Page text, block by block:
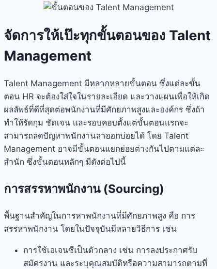
จัดการให้เป๊ะทุกขั้นตอนของ Talent
Management
Talent Management มีหลากหลายขั้นตอน ซึ่งแต่ละขั้น
ตอน HR จะต้องใส่ใจในรายละเอียด และวางแผนเพื่อให้เกิด
ผลลัพธ์ที่ดีที่สุดต่อพนักงานที่มีศักยภาพสูงและองค์กร ซึ่งถ้า
ทำให้รัดกุม ชัดเจน และรอบคอบตั้งแต่ขั้นตอนแรกจะ
สามารถลดปัญหาพนักงานลาออกบ่อยได้ โดย Talent
Management อาจมีขั้นตอนแยกย่อยต่างกันไปตามแต่ละ
สำนัก ซึ่งขั้นตอนหลักๆ มีดังต่อไปนี้
การสรรหาพนักงาน (Sourcing)
พื้นฐานสำคัญในการหาพนักงานที่มีศักยภาพสูง คือ การ
สรรหาพนักงาน โดยในปัจจุบันมีหลายวิธีการ เช่น
การใช้เอเจนซีเป็นตัวกลาง เช่น การลงประกาศรับ
สมัครงาน และระบุคุณสมบัติหรือความสามารถตามที่